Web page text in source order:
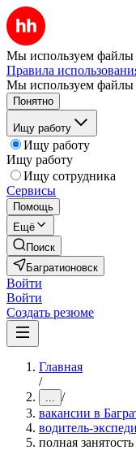
Мы используем файлы
Правила
Мы используем файлы
Понятно
Ищу работу
Ищу работу
Ищу работу
Ищу сотрудника
Сервисы
Помощь
Ещё
Поиск
Багратионовск
Войти
Войти
Создать резюме
Главная
/
... /
вакансии в
водитель-
полная занятость